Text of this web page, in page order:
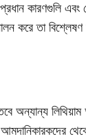
কারণগুলি এবং
তা বিশ্লেষণ
অন্যান্য